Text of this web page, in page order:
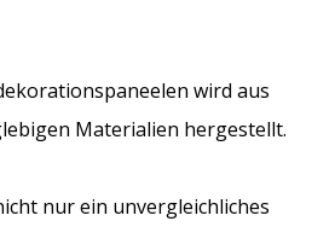
wird aus
Materialien hergestellt.
nur ein unvergleichliches